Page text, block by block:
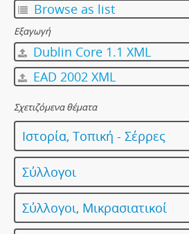
Browse as list
Εξαγωγή
Dublin Core 1.1 XML
EAD 2002 XML
Σχετιζόμενα θέματα
Ιστορία, Τοπική - Σέρρες
Σύλλογοι
Σύλλογοι, Μικρασιατικοί